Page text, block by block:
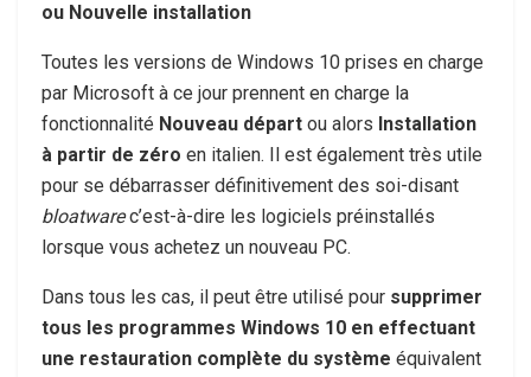
ou Nouvelle installation
Toutes les versions de Windows 10 prises en charge
par Microsoft à ce jour prennent en charge la
fonctionnalité Nouveau départ ou alors Installation
à partir de zéro en italien. Il est également très utile
pour se débarrasser définitivement des soi-disant
bloatwarec’est-à-dire les logiciels préinstallés
lorsque vous achetez un nouveau PC.
Dans tous les cas, il peut être utilisé pour supprimer
tous les programmes Windows 10 en effectuant
une restauration complète du système équivalent